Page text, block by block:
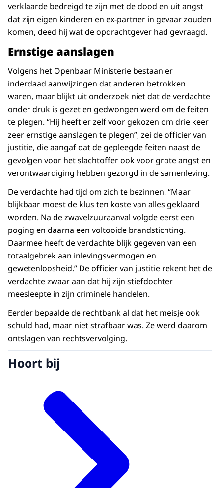
verklaarde bedreigd te zijn met de dood en uit angst
dat zijn eigen kinderen en ex-partner in gevaar zouden
komen, deed hij wat de opdrachtgever had gevraagd.
Ernstige aanslagen
Volgens het Openbaar Ministerie bestaan er
inderdaad aanwijzingen dat anderen betrokken
waren, maar blijkt uit onderzoek niet dat de verdachte
onder druk is gezet en gedwongen werd om de feiten
te plegen. “Hij heeft er zelf voor gekozen om drie keer
zeer ernstige aanslagen te plegen”, zei de officier van
justitie, die aangaf dat de gepleegde feiten naast de
gevolgen voor het slachtoffer ook voor grote angst en
verontwaardiging hebben gezorgd in de samenleving.
De verdachte had tijd om zich te bezinnen. “Maar
blijkbaar moest de klus ten koste van alles geklaard
worden. Na de zwavelzuuraanval volgde eerst een
poging en daarna een voltooide brandstichting.
Daarmee heeft de verdachte blijk gegeven van een
totaalgebrek aan inlevingsvermogen en
gewetenloosheid.” De officier van justitie rekent het de
verdachte zwaar aan dat hij zijn stiefdochter
meesleepte in zijn criminele handelen.
Eerder bepaalde de rechtbank al dat het meisje ook
schuld had, maar niet strafbaar was. Ze werd daarom
ontslagen van rechtsvervolging.
Hoort bij